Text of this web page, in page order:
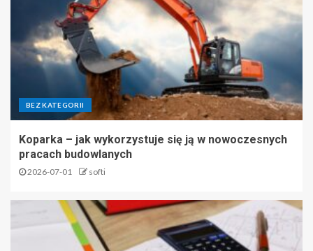
BEZ KATEGORII
Koparka – jak wykorzystuje się ją w nowoczesnych
pracach budowlanych
2026-07-01 softi